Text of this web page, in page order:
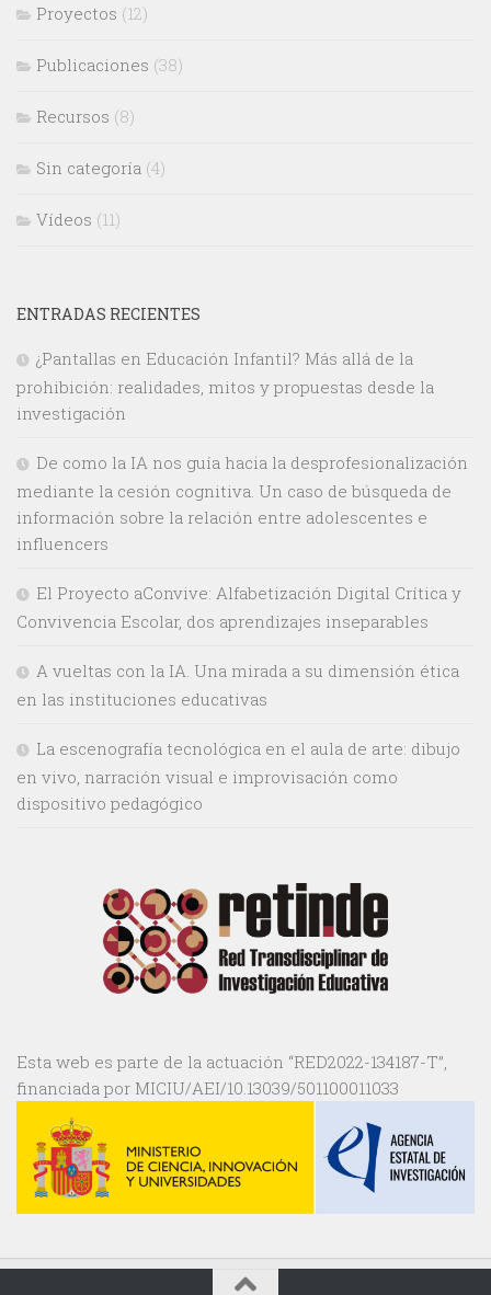
Proyectos (12)
Publicaciones (38)
Recursos (8)
Sin categoría (4)
Vídeos (11)
ENTRADAS RECIENTES
¿Pantallas en Educación Infantil? Más allá de la
prohibición: realidades, mitos y propuestas desde la
investigación
De como la IA nos guía hacia la desprofesionalización
mediante la cesión cognitiva. Un caso de búsqueda de
información sobre la relación entre adolescentes e
influencers
El Proyecto aConvive: Alfabetización Digital Crítica y
Convivencia Escolar, dos aprendizajes inseparables
A vueltas con la IA. Una mirada a su dimensión ética
en las instituciones educativas
La escenografía tecnológica en el aula de arte: dibujo
en vivo, narración visual e improvisación como
dispositivo pedagógico
Esta web es parte de la actuación “RED2022-134187-T”,
financiada por MICIU/AEI/10.13039/501100011033